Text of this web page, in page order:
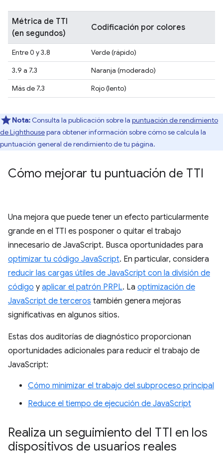
Métrica de TTI
(en segundos)
Codificación por colores
Entre 0 y 3.8
Verde (rápido)
3.9 a 7.3
Naranja (moderado)
Más de 7.3
Rojo (lento)
Nota: Consulta la publicación sobre la puntuación de rendimiento
de Lighthousepara obtener información sobre cómo se calcula la
puntuación general de rendimiento de tu página.
Cómo mejorar tu puntuación de TTI
Una mejora que puede tener un efecto particularmente
grande en el TTI es posponer o quitar el trabajo
innecesario de JavaScript. Busca oportunidades para
optimizar tu código JavaScript. En particular, considera
reducir las cargas útiles de JavaScript con la división de
código y aplicar el patrón PRPL. La optimización de
JavaScript de terceros también genera mejoras
significativas en algunos sitios.
Estas dos auditorías de diagnóstico proporcionan
oportunidades adicionales para reducir el trabajo de
JavaScript:
Cómo minimizar el trabajo del subproceso principal
Reduce el tiempo de ejecución de JavaScript
Realiza un seguimiento del TTI en los
dispositivos de usuarios reales